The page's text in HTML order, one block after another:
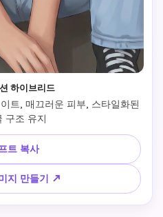
하이브리드
트, 매끄러운 피부, 스타일화된
트 복사
지 만들기 ↗